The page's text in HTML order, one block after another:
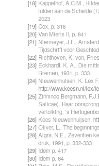
[18] Kappelhof, A.C.M.,
luiden aan de Schelde
2023
[19] Cox, p. 316
[20] Van Mieris II, p. 841
[21] Niermeyer, J.F.,
Tijdschrift voor
[22] Richthoven, K. von,
[23] Eckhardt, K. A., Die
Bremen, 1931, p. 333
[24] Nieuwenhuisen, K. Lex
http://www.keesn.nl/lex/
[25] Zinnincq Bergmann,
Salicae). Haar
vertolking , ’s
[26] Kees Nieuwenhuijsen,
[27] Oliver, L., The
[28] Algra, N.E., Zeventien
druk, 1991, p. 332-333
[29] Idem p. 417
[30] Idem p. 64